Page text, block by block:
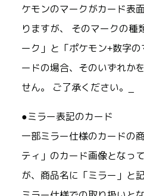
ケモンのマークがカード表
りますが、 そのマークの種
ーク」と「ポケモン+数字
ードの場合、そのいずれか
せん。 ご了承ください。_
●ミラー表記のカード
一部ミラー仕様のカードの
ティ」のカード画像となっ
が、商品名に「ミラー」と